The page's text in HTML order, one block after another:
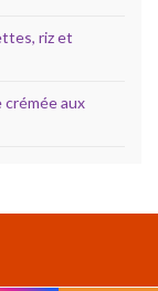
riz et
crémée aux